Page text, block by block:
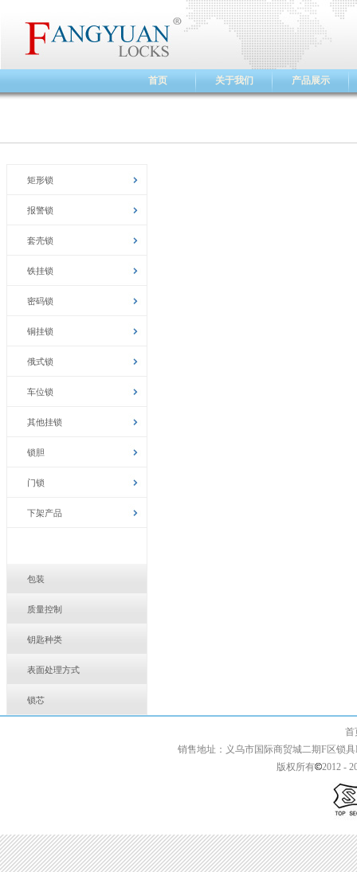
首页 关于我们 产品展示
矩形锁
报警锁
套壳锁
铁挂锁
密码锁
铜挂锁
俄式锁
车位锁
其他挂锁
锁胆
门锁
下架产品
包装
质量控制
钥匙种类
表面处理方式
锁芯
首页 | 关于我们
销售地址：义乌市国际商贸城二期F区锁具
版权所有
2012 -